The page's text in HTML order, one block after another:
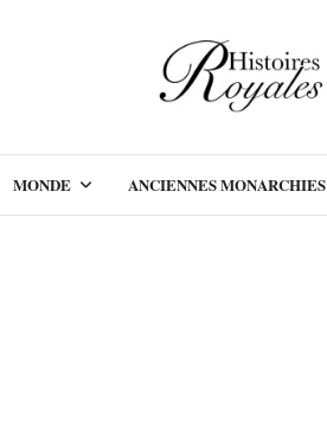
MONDE ANCIENNES MONARCHIES